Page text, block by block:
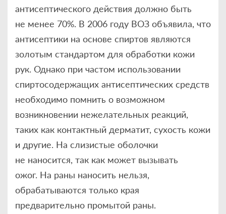
антисептического действия должно быть
не менее 70%. В 2006 году ВОЗ объявила, что
антисептики на основе спиртов являются
золотым стандартом для обработки кожи
рук. Однако при частом использовании
спиртосодержащих антисептических средств
необходимо помнить о возможном
возникновении нежелательных реакций,
таких как контактный дерматит, сухость кожи
и другие. На слизистые оболочки
не наносится, так как может вызывать
ожог. На раны наносить нельзя,
обрабатываются только края
предварительно промытой раны.